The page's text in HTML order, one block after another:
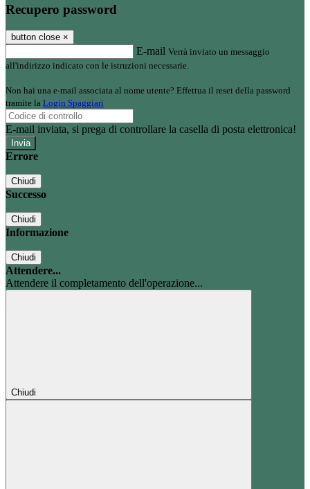
Recupero password
button close ×
E-mail Verrà inviato un messaggio
all'indirizzo indicato con le istruzioni necessarie.
Non hai una e-mail associata al nome utente? Effettua il reset della password
tramite la Login Spaggiari
E-mail inviata, si prega di controllare la casella di posta elettronica!
Errore
Chiudi
Successo
Chiudi
Informazione
Chiudi
Attendere...
Attendere il completamento dell'operazione...
Chiudi